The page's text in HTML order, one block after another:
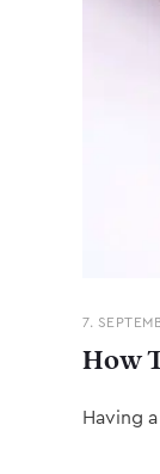
7.
How
Having